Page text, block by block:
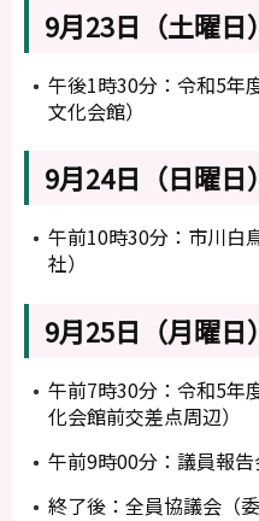
9月23日（土曜日）
午後1時30分：令和5年
文化会館）
9月24日（日曜日）
午前10時30分：市川白
社）
9月25日（月曜日）
午前7時30分：令和5年
化会館前交差点周辺）
午前9時00分：議員報告
終了後：全員協議会（委